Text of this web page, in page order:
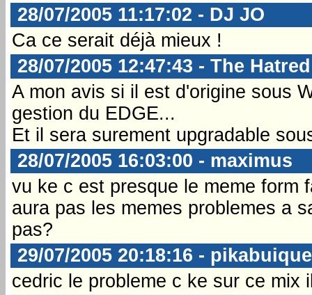
28/07/2005 11:17:02 - DJ JO
Ca ce serait déjà mieux !
28/07/2005 12:47:43 - The Hatred
A mon avis si il est d'origine sous
gestion du EDGE...
Et il sera surement upgradable
28/07/2005 16:03:00 - maximus
vu ke c est presque le meme form
aura pas les memes problemes a
pas?
29/07/2005 20:18:16 - pikabuique
cedric le probleme c ke sur ce mix